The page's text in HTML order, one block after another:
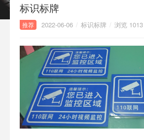
标识标牌
推荐 2022-06-06 / 标识标牌 / 浏览 1013